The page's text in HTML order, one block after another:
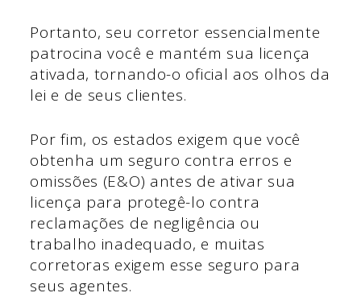
Portanto, seu corretor essencialmente
patrocina você e mantém sua licença
ativada, tornando-o oficial aos olhos da
lei e de seus clientes.
Por fim, os estados exigem que você
obtenha um seguro contra erros e
omissões (E&O) antes de ativar sua
licença para protegê-lo contra
reclamações de negligência ou
trabalho inadequado, e muitas
corretoras exigem esse seguro para
seus agentes.